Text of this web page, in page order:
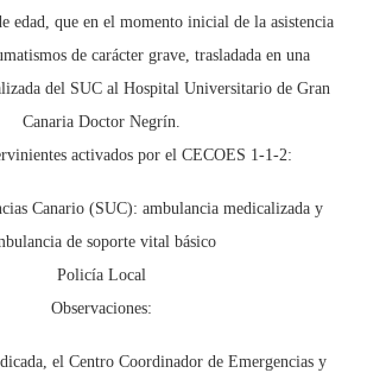
edad, que en el momento inicial de la asistencia
de carácter grave, trasladada en una
del SUC al Hospital Universitario de Gran
Canaria Doctor Negrín.
activados por el CECOES 1-1-2:
Canario (SUC): ambulancia medicalizada y
de soporte vital básico
Policía Local
Observaciones:
el Centro Coordinador de Emergencias y